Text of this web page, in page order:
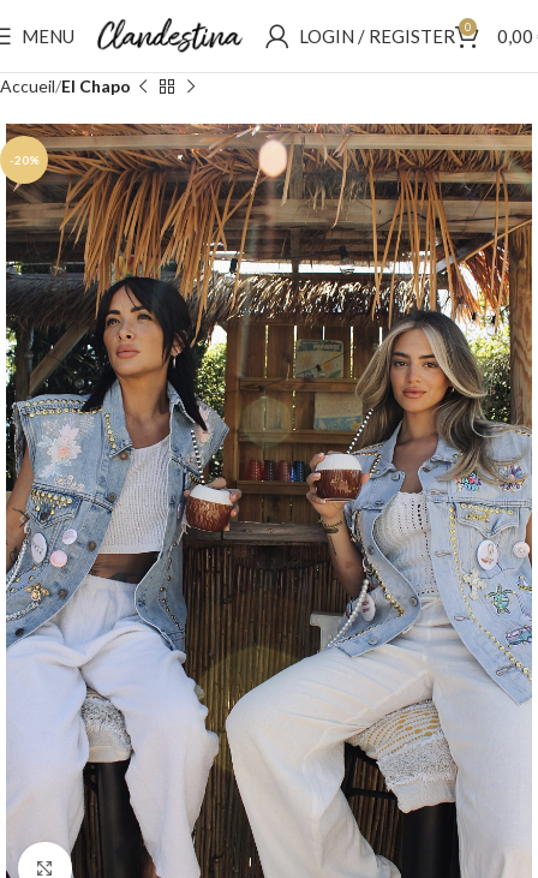
MENU LOGIN / REGISTER 0 0,00
Accueil El Chapo
-20%
Click to enlarge